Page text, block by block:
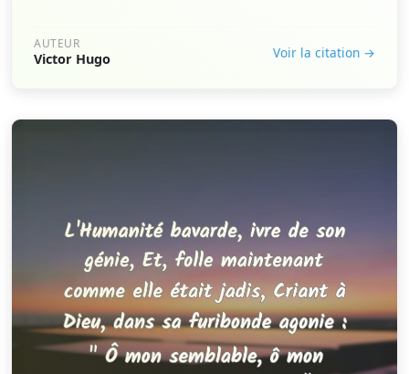
AUTEUR
Victor Hugo Voir la citation →